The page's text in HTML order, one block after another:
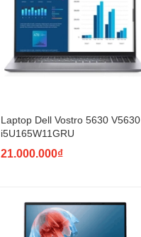
Laptop Dell Vostro 5630 V5630
i5U165W11GRU
21.000.000₫